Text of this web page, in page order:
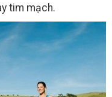
tim mạch.